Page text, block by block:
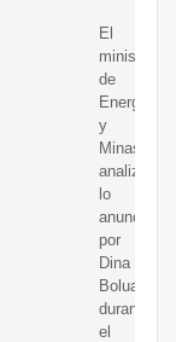
El
ministro
de
Energía
y
Minas
analizó
lo
anunciado
por
Dina
Boluarte
durante
el